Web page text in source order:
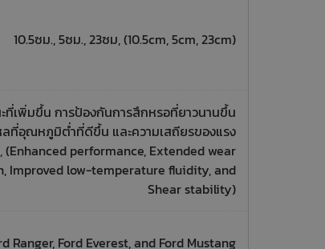
10.5ซม., 5ซม., 23ซม, (10.5cm, 5cm, 23cm)
ที่เพิ่มขึ้น การป้องกันการสึกหรอที่ยาวนานขึ้น
ลที่อุณหภูมิต่ำที่ดีขึ้น และความเสถียรของแรง
(Enhanced performance, Extended wear
Improved low-temperature fluidity, and
Shear stability)
Ranger, Ford Everest, and Ford Mustang